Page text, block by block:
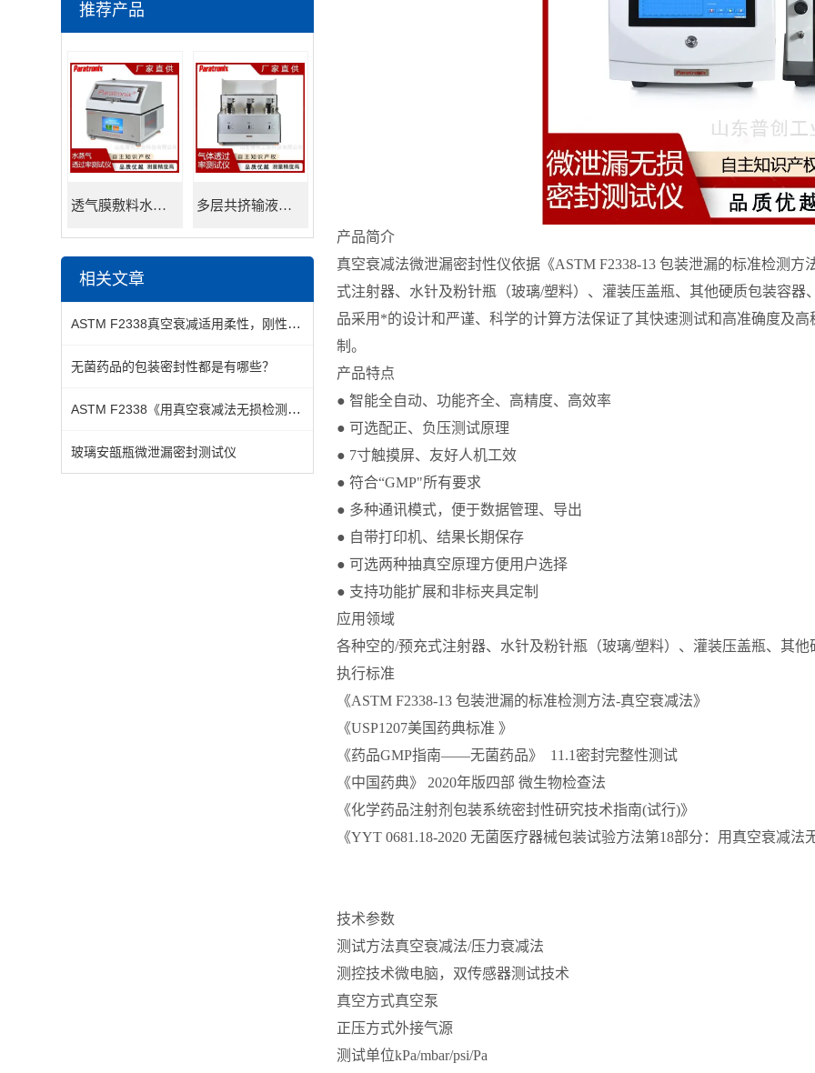
推荐产品
透气膜敷料水蒸透过率测试仪 多层共挤输液用膜氮气透过率测试仪
相关文章
ASTM F2338真空衰减适用柔性，刚性，真空，泡罩，液体袋等包装
无菌药品的包装密封性都是有哪些？
ASTM F2338《用真空衰减法无损检测包装中泄漏的标准测试方法》
玻璃安瓿瓶微泄漏密封测试仪
产品简介
真空衰减法微泄漏密封性仪依据《ASTM F2338-13 包装泄漏的标准检测
式注射器、水针及粉针瓶（玻璃/塑料）、灌装压盖瓶、其他硬质包装容
品采用*的设计和严谨、科学的计算方法保证了其快速测试和高准确度及
制。
产品特点
● 智能全自动、功能齐全、高精度、高效率
● 可选配正、负压测试原理
● 7寸触摸屏、友好人机工效
● 符合“GMP"所有要求
● 多种通讯模式，便于数据管理、导出
● 自带打印机、结果长期保存
● 可选两种抽真空原理方便用户选择
● 支持功能扩展和非标夹具定制
应用领域
各种空的/预充式注射器、水针及粉针瓶（玻璃/塑料）、灌装压盖瓶、其
执行标准
《ASTM F2338-13 包装泄漏的标准检测方法-真空衰减法》
《USP1207美国药典标准 》
《药品GMP指南——无菌药品》 11.1密封完整性测试
《中国药典》 2020年版四部 微生物检查法
《化学药品注射剂包装系统密封性研究技术指南(试行)》
《YYT 0681.18-2020 无菌医疗器械包装试验方法第18部分：用真空衰减法
技术参数
测试方法真空衰减法/压力衰减法
测控技术微电脑，双传感器测试技术
真空方式真空泵
正压方式外接气源
测试单位kPa/mbar/psi/Pa